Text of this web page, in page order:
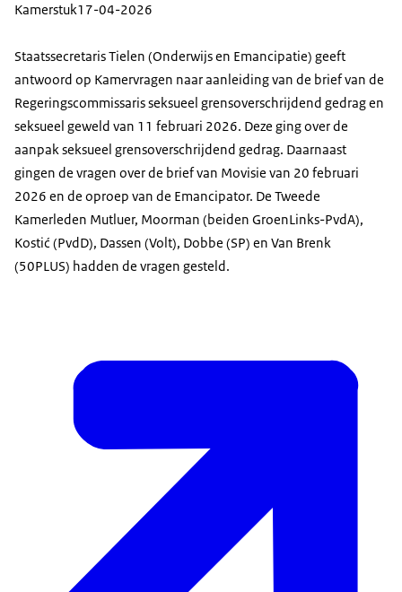
Kamerstuk17-04-2026
Staatssecretaris Tielen (Onderwijs en Emancipatie) geeft
antwoord op Kamervragen naar aanleiding van de brief van de
Regeringscommissaris seksueel grensoverschrijdend gedrag en
seksueel geweld van 11 februari 2026. Deze ging over de
aanpak seksueel grensoverschrijdend gedrag. Daarnaast
gingen de vragen over de brief van Movisie van 20 februari
2026 en de oproep van de Emancipator. De Tweede
Kamerleden Mutluer, Moorman (beiden GroenLinks-PvdA),
Kostić (PvdD), Dassen (Volt), Dobbe (SP) en Van Brenk
(50PLUS) hadden de vragen gesteld.